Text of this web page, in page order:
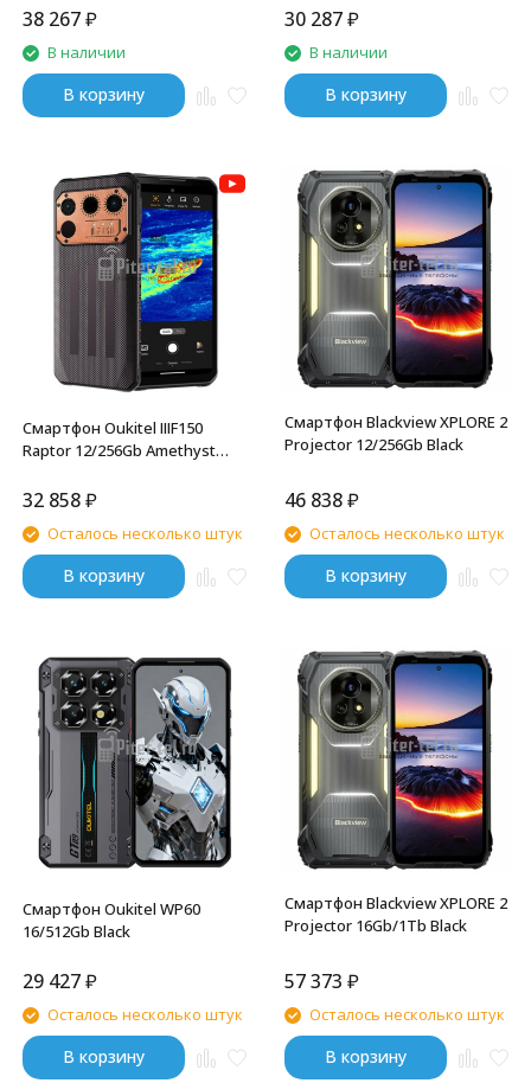
38 267₽
В наличии
В корзину
30 287₽
В наличии
В корзину
Смартфон Oukitel IIIF150
Raptor 12/256Gb Amethyst
32 858₽
Осталось несколько штук
В корзину
Смартфон Blackview XPLORE 2
Projector 12/256Gb Black
46 838₽
Осталось несколько штук
В корзину
Смартфон Oukitel WP60
16/512Gb Black
29 427₽
Осталось несколько штук
В корзину
Смартфон Blackview XPLORE 2
Projector 16Gb/1Tb Black
57 373 ₽
Осталось несколько штук
В корзину